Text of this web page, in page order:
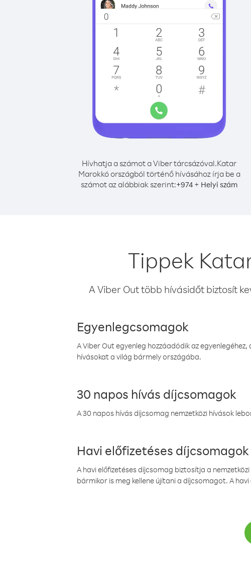
Hívhatja a számot a Viber tárcsázóval.Katar
Marokkó országból történő hívásához írja be a
számot az alábbiak szerint:+974 + Helyi szám
Tippek
A Viber Out több hívásidőt biztosít
Egyenlegcsomagok
A Viber Out egyenleg hozzáadódik az
hívásokat a világ bármely országába.
30 napos hívás díjcsomagok
A 30 napos hívás díjcsomag nemzetközi hívások
Havi előfizetéses díjcsomagok
A havi előfizetéses díjcsomag biztosítja a
bármikor is meg kellene újítani a díjcsomagot. A